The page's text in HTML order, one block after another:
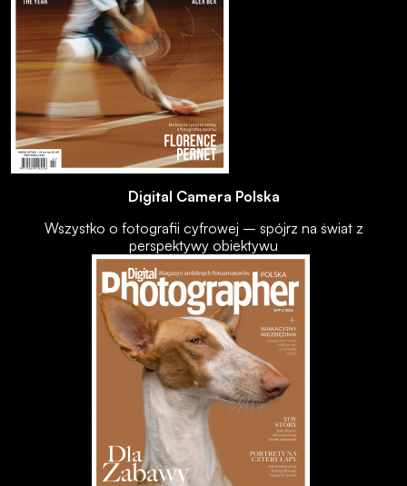
Digital Camera Polska
Wszystko o fotografii cyfrowej – spójrz na świat z
perspektywy obiektywu